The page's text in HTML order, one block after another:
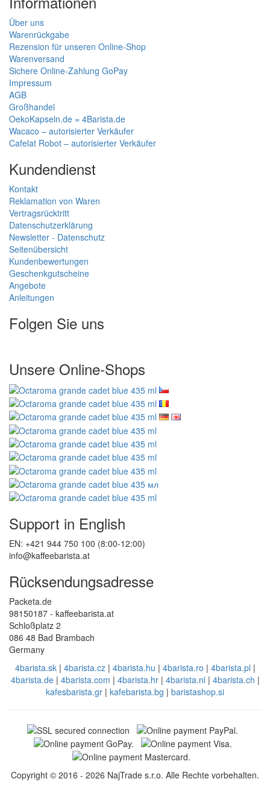
Über uns
Warenrückgabe
Rezension für unseren Online-Shop
Warenversand
Sichere Online-Zahlung GoPay
Impressum
AGB
Großhandel
OekoKapseln.de = 4Barista.de
Wacaco – autorisierter Verkäufer
Cafelat Robot – autorisierter Verkäufer
Kundendienst
Kontakt
Reklamation von Waren
Vertragsrücktritt
Datenschutzerklärung
Newsletter - Datenschutz
Seitenübersicht
Kundenbewertungen
Geschenkgutscheine
Angebote
Anleitungen
Folgen Sie uns
Unsere Online-Shops
Support in English
EN: +421 944 750 100 (8:00-12:00)
info@kaffeebarista.at
Rücksendungsadresse
Packeta.de
98150187 - kaffeebarista.at
Schloßplatz 2
086 48 Bad Brambach
Germany
4barista.sk| 4barista.cz| 4barista.hu | 4barista.ro | 4barista.pl |
4barista.de| 4barista.com | 4barista.hr| 4barista.nl | 4barista.ch |
kafesbarista.gr | kafebarista.bg | baristashop.si
Copyright © 2016 - 2026 NajTrade s.r.o. Alle Rechte vorbehalten.